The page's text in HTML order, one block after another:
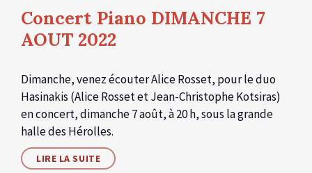
Concert Piano DIMANCHE 7
AOUT 2022
Dimanche, venez écouter Alice Rosset, pour le duo
Hasinakis (Alice Rosset et Jean-Christophe Kotsiras)
en concert, dimanche 7 août, à 20 h, sous la grande
halle des Hérolles.
LIRE LA SUITE